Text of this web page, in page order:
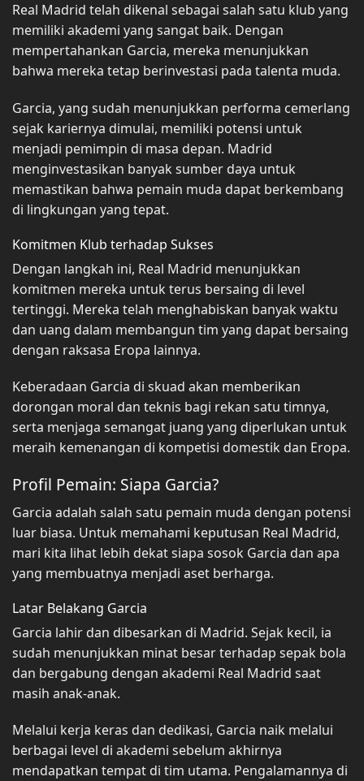
Real Madrid telah dikenal sebagai salah satu klub yang
memiliki akademi yang sangat baik. Dengan
mempertahankan Garcia, mereka menunjukkan
bahwa mereka tetap berinvestasi pada talenta muda.
Garcia, yang sudah menunjukkan performa cemerlang
sejak kariernya dimulai, memiliki potensi untuk
menjadi pemimpin di masa depan. Madrid
menginvestasikan banyak sumber daya untuk
memastikan bahwa pemain muda dapat berkembang
di lingkungan yang tepat.
Komitmen Klub terhadap Sukses
Dengan langkah ini, Real Madrid menunjukkan
komitmen mereka untuk terus bersaing di level
tertinggi. Mereka telah menghabiskan banyak waktu
dan uang dalam membangun tim yang dapat bersaing
dengan raksasa Eropa lainnya.
Keberadaan Garcia di skuad akan memberikan
dorongan moral dan teknis bagi rekan satu timnya,
serta menjaga semangat juang yang diperlukan untuk
meraih kemenangan di kompetisi domestik dan Eropa.
Profil Pemain: Siapa Garcia?
Garcia adalah salah satu pemain muda dengan potensi
luar biasa. Untuk memahami keputusan Real Madrid,
mari kita lihat lebih dekat siapa sosok Garcia dan apa
yang membuatnya menjadi aset berharga.
Latar Belakang Garcia
Garcia lahir dan dibesarkan di Madrid. Sejak kecil, ia
sudah menunjukkan minat besar terhadap sepak bola
dan bergabung dengan akademi Real Madrid saat
masih anak-anak.
Melalui kerja keras dan dedikasi, Garcia naik melalui
berbagai level di akademi sebelum akhirnya
mendapatkan tempat di tim utama. Pengalamannya di